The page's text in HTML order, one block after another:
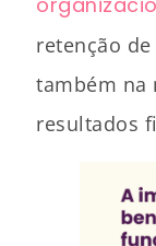
retenção
também na
resultados